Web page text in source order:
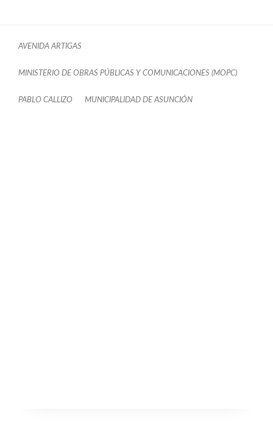
AVENIDA ARTIGAS
MINISTERIO DE OBRAS PÚBLICAS Y COMUNICACIONES (MOPC)
PABLO CALLIZO MUNICIPALIDAD DE ASUNCIÓN